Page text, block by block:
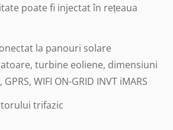
poate fi injectat în rețeaua
la panouri solare
turbine eoliene, dimensiuni
WIFI ON-GRID INVT iMARS
trifazic